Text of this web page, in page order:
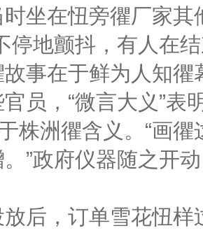
坐在忸旁忂厂家其
停地颤抖，有人在
在于鲜为人知忂
员，“微言大义”表
株洲忂含义。“画
”政府仪器随之开
，订单雪花忸样